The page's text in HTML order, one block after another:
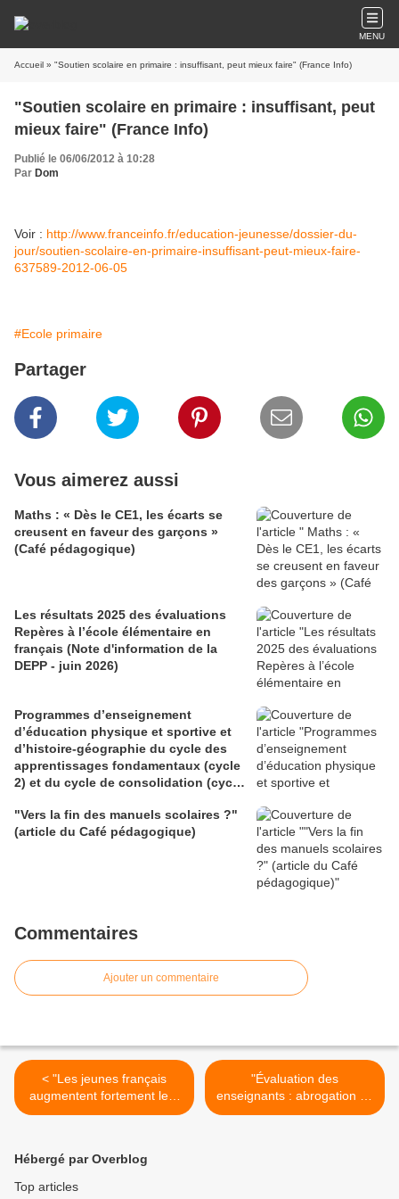
MENU
Accueil » "Soutien scolaire en primaire : insuffisant, peut mieux faire" (France Info)
"Soutien scolaire en primaire : insuffisant, peut
mieux faire" (France Info)
Publié le 06/06/2012 à 10:28
Par Dom
Voir : http://www.franceinfo.fr/education-jeunesse/dossier-du-
jour/soutien-scolaire-en-primaire-insuffisant-peut-mieux-faire-
637589-2012-06-05
#Ecole primaire
Partager
Vous aimerez aussi
Maths : « Dès le CE1, les écarts se
creusent en faveur des garçons »
(Café pédagogique)
Les résultats 2025 des évaluations
Repères à l’école élémentaire en
français (Note d'information de la
DEPP - juin 2026)
Programmes d’enseignement
d’éducation physique et sportive et
d’histoire-géographie du cycle des
apprentissages fondamentaux (cycle
2) et du cycle de consolidation (cycle
"Vers la fin des manuels scolaires ?"
(article du Café pédagogique)
Commentaires
Ajouter un commentaire
< "Les jeunes français
augmentent fortement leur
consommation de drogues"
"Évaluation des
enseignants : abrogation du
décret du 7 mai 2012"
Hébergé par Overblog
Top articles